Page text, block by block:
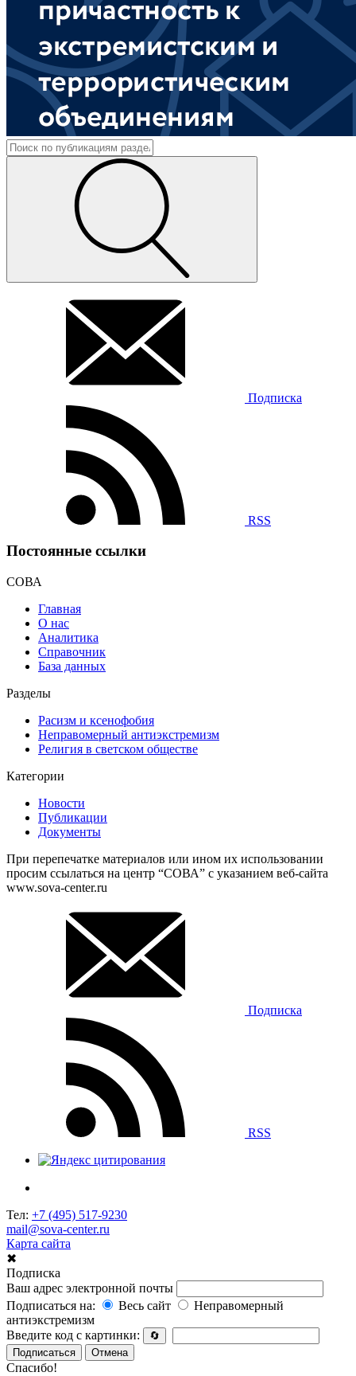
Подписка
RSS
Постоянные ссылки
СОВА
Главная
О нас
Аналитика
Справочник
База данных
Разделы
Расизм и ксенофобия
Неправомерный антиэкстремизм
Религия в светском обществе
Категории
Новости
Публикации
Документы
При перепечатке материалов или ином их использовании
просим ссылаться на центр “СОВА” с указанием веб-сайта
www.sova-center.ru
Подписка
RSS
Тел: +7 (495) 517-9230
mail@sova-center.ru
Карта сайта
✖
Подписка
Ваш адрес электронной почты
Подписаться на:
Весь сайт
Неправомерный
антиэкстремизм
Введите код с картинки:
🔄
Подписаться
Отмена
Спасибо!